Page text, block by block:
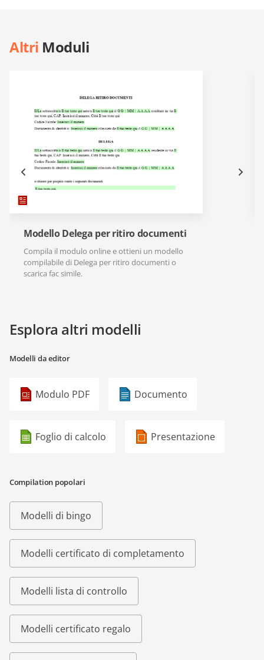
Altri Moduli
Modello Delega per ritiro documenti
Compila il modulo online e ottieni un modello
compilabile di Delega per ritiro documenti o
scarica fac simile.
Esplora altri modelli
Modelli da editor
Modulo PDF Documento
Foglio di calcolo Presentazione
Compilation popolari
Modelli di bingo
Modelli certificato di completamento
Modelli lista di controllo
Modelli certificato regalo